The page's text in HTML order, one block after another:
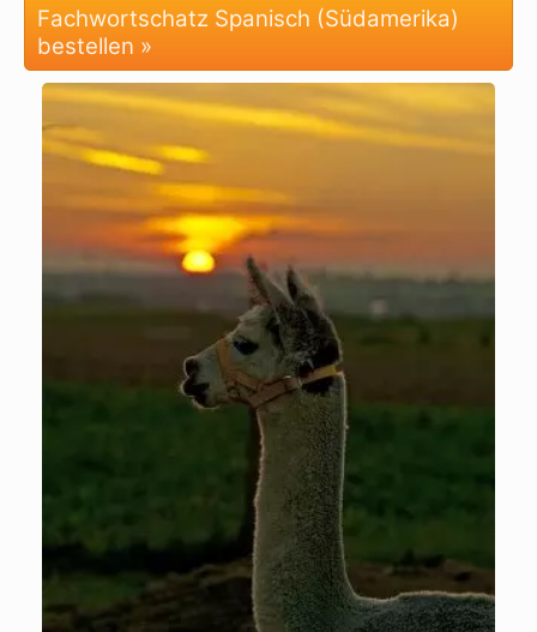
Fachwortschatz Spanisch (Südamerika)
bestellen »